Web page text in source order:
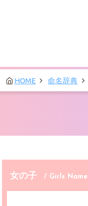
HOME 命名辞典
女の子 / Girls Name